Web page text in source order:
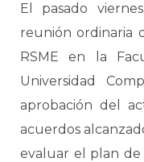
El pasado
reunión ordinaria
RSME en la
Universidad
aprobación del
acuerdos
evaluar el plan